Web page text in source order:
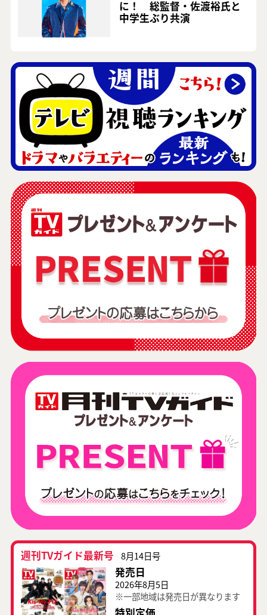
に！ 総監督・佐渡裕氏と
中学生ぶり共演
週刊TVガイド最新号 8月14日号
発売日
2026年8月5日
※一部地域は発売日が異なります